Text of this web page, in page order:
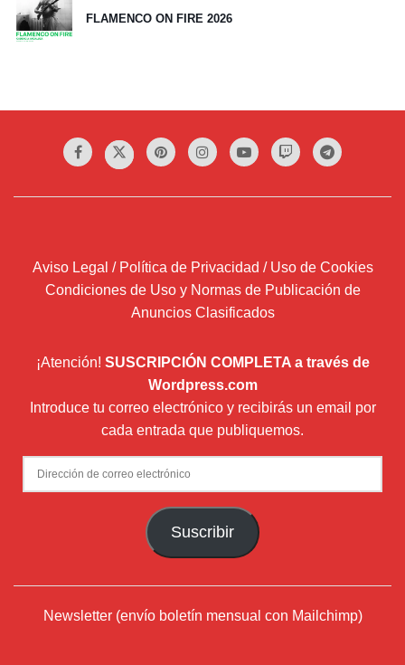
FLAMENCO ON FIRE 2026
Aviso Legal / Política de Privacidad / Uso de Cookies
Condiciones de Uso y Normas de Publicación de
Anuncios Clasificados
¡Atención! SUSCRIPCIÓN COMPLETA a través de
Wordpress.com
Introduce tu correo electrónico y recibirás un email por
cada entrada que publiquemos.
Dirección
de
Suscribir
Newsletter (envío boletín mensual con Mailchimp)